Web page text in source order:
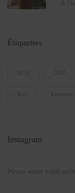
À
Étiquettes
2024 2025
Jury Laureats
Instagram
Please enter valid